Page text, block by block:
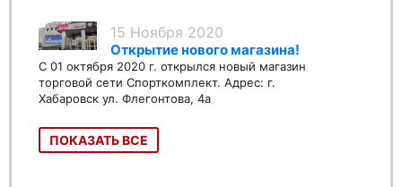
15 Ноября 2020
Открытие нового магазина!
С 01 октября 2020 г. открылся новый магазин
торговой сети Спорткомплект. Адрес: г.
Хабаровск ул. Флегонтова, 4а
ПОКАЗАТЬ ВСЕ